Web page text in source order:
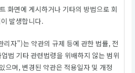
화면에 게시하거나 기타의 방법으로 회
발생합니다.
자")는 약관의 규제 등에 관한 법률, 전
법 기타 관련법령을 위배하지 않는 범위
으며, 변경된 약관은 적용일자 및 개정